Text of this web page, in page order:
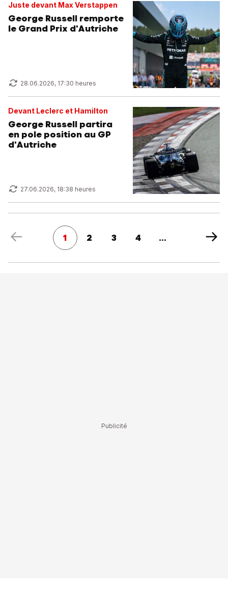
Juste devant Max Verstappen
George Russell remporte
le Grand Prix d'Autriche
28.06.2026, 17:30 heures
Devant Leclerc et Hamilton
George Russell partira
en pole position au GP
d'Autriche
27.06.2026, 18:38 heures
1 2 3 4 ...